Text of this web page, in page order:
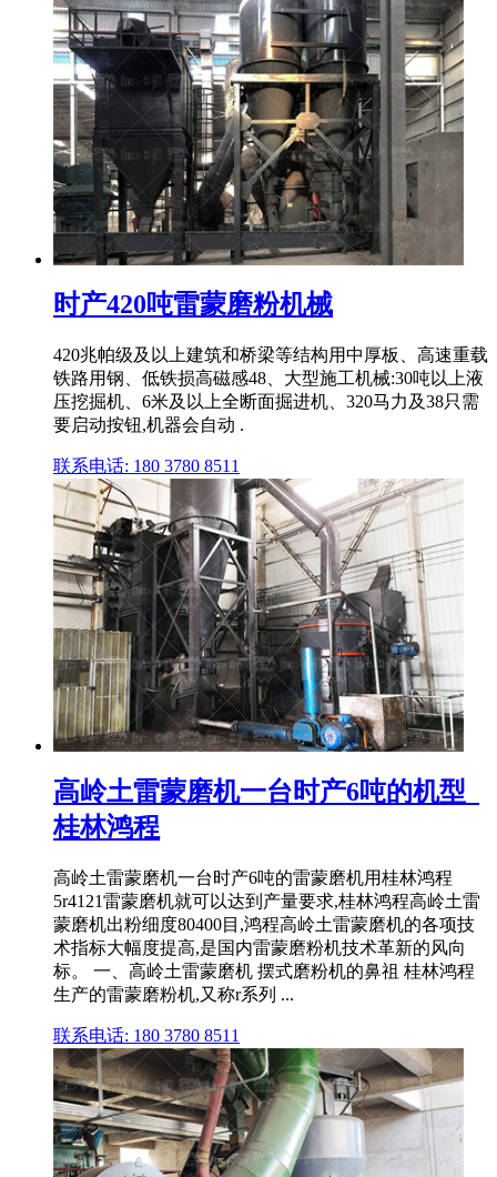
时产420吨雷蒙磨粉机械
420兆帕级及以上建筑和桥梁等结构用中厚板、高速重载
铁路用钢、低铁损高磁感48、大型施工机械:30吨以上液
压挖掘机、6米及以上全断面掘进机、320马力及38只需
要启动按钮,机器会自动 .
联系电话: 180 3780 8511
高岭土雷蒙磨机一台时产6吨的机型_
桂林鸿程
高岭土雷蒙磨机一台时产6吨的雷蒙磨机用桂林鸿程
5r4121雷蒙磨机就可以达到产量要求,桂林鸿程高岭土雷
蒙磨机出粉细度80400目,鸿程高岭土雷蒙磨机的各项技
术指标大幅度提高,是国内雷蒙磨粉机技术革新的风向
标。 一、高岭土雷蒙磨机 摆式磨粉机的鼻祖 桂林鸿程
生产的雷蒙磨粉机,又称r系列 ...
联系电话: 180 3780 8511